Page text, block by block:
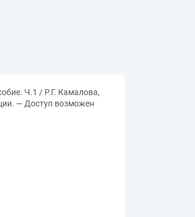
Ч.1 / Р.Г. Камалова,
— Доступ возможен